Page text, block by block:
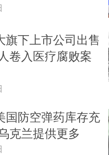
旗下上市公司出售
卷入医疗腐败案
国防空弹药库存充
克兰提供更多